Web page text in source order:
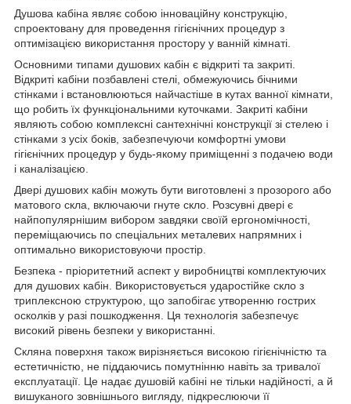
Душова кабіна являє собою інноваційну конструкцію,
спроектовану для проведення гігієнічних процедур з
оптимізацією використання простору у ванній кімнаті.
Основними типами душових кабін є відкриті та закриті.
Відкриті кабіни позбавлені стелі, обмежуючись бічними
стінками і встановлюються найчастіше в кутах ванної кімнати,
що робить їх функціональними куточками. Закриті кабіни
являють собою комплексні сантехнічні конструкції зі стелею і
стінками з усіх боків, забезпечуючи комфортні умови
гігієнічних процедур у будь-якому приміщенні з подачею води
і каналізацією.
Двері душових кабін можуть бути виготовлені з прозорого або
матового скла, включаючи гнуте скло. Розсувні двері є
найпопулярнішим вибором завдяки своїй ергономічності,
переміщаючись по спеціальних металевих напрямних і
оптимально використовуючи простір.
Безпека - пріоритетний аспект у виробництві комплектуючих
для душових кабін. Використовується ударостійке скло з
триплексною структурою, що запобігає утворенню гострих
осколків у разі пошкодження. Ця технологія забезпечує
високий рівень безпеки у використанні.
Скляна поверхня також вирізняється високою гігієнічністю та
естетичністю, не піддаючись помутнінню навіть за тривалої
експлуатації. Це надає душовій кабіні не тільки надійності, а й
вишуканого зовнішнього вигляду, підкреслюючи її